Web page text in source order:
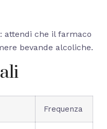
attendi che il farmaco
bevande alcoliche.
Frequenza